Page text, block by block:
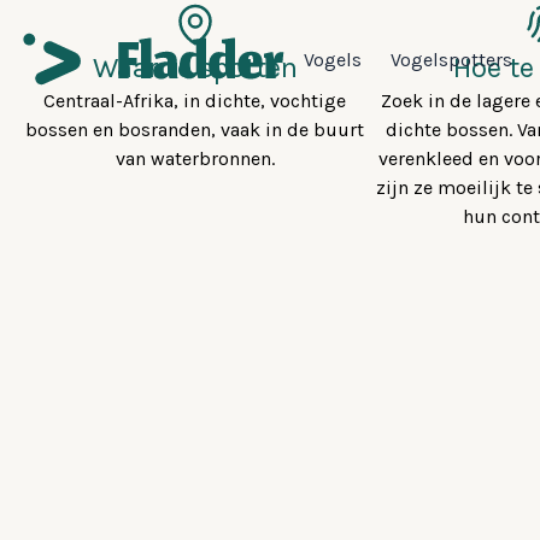
Vogels Vogelspotters
Waar te spotten
Centraal-Afrika, in dichte, vochtige
bossen en bosranden, vaak in de buurt
van waterbronnen.
Hoe
Zoek in de lagere
dichte bossen.
verenkleed en
zijn ze moeilijk te
hun